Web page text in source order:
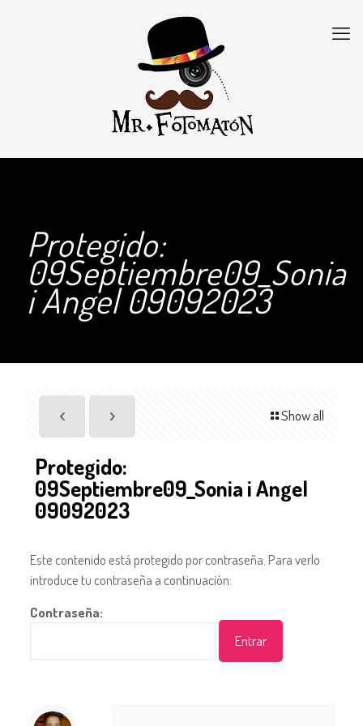
Protegido:
09Septiembre09_Sonia
i Angel 09092023
Show all
Protegido:
09Septiembre09_Sonia i Angel
09092023
Este contenido está protegido por contraseña. Para verlo
introduce tu contraseña a continuación:
Contraseña: